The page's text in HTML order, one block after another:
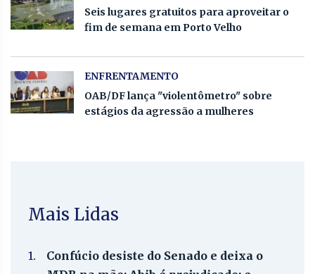
Seis lugares gratuitos para aproveitar o
fim de semana em Porto Velho
ENFRENTAMENTO
OAB/DF lança "violentômetro" sobre
estágios da agressão a mulheres
Mais Lidas
1.
Confúcio desiste do Senado e deixa o